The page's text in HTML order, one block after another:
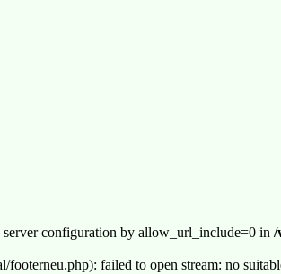
configuration by allow_url_include=0 in /
failed to open stream: no